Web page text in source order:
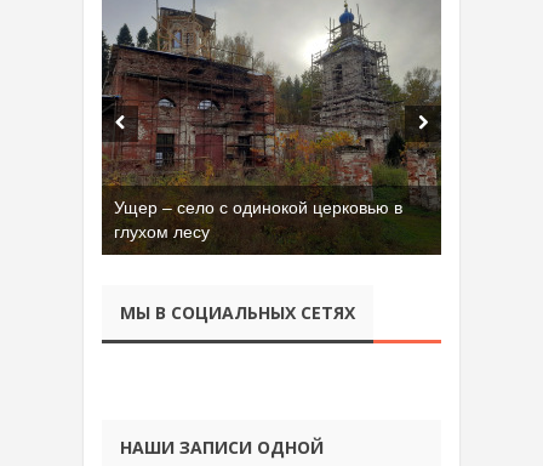
Ущер – село с одинокой церковью в
глухом лесу
МЫ В СОЦИАЛЬНЫХ СЕТЯХ
НАШИ ЗАПИСИ ОДНОЙ